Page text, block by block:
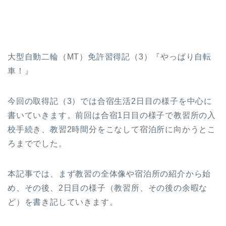
大型自動二輪（MT）免許習得記（3）『やっぱり自転
車！』
今回の取得記（3）では合宿生活2日目の様子を中心に
書いていきます。前回は合宿1日目の様子で教習所の入
校手続き、教習2時間分をこなして宿泊所に向かうとこ
ろまででした。
本記事では、まず教習の全体像や宿泊所の紹介から始
め、その後、2日目の様子（教習所、その後の余暇な
ど）を書き記していきます。